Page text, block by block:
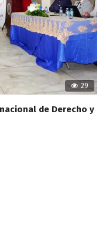
29
de Derecho y